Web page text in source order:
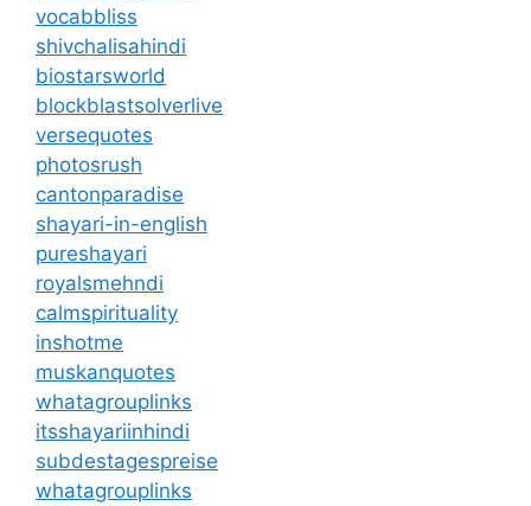
vocabbliss
shivchalisahindi
biostarsworld
blockblastsolverlive
versequotes
photosrush
cantonparadise
shayari-in-english
pureshayari
royalsmehndi
calmspirituality
inshotme
muskanquotes
whatagrouplinks
itsshayariinhindi
subdestagespreise
whatagrouplinks